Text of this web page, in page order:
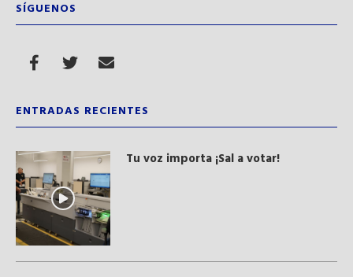
SÍGUENOS
ENTRADAS RECIENTES
Tu voz importa ¡Sal a votar!